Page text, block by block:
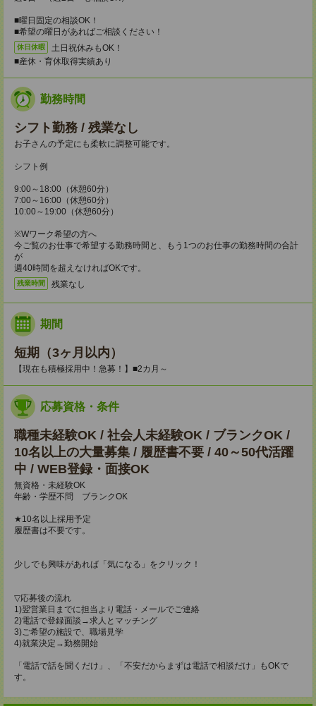
■曜日固定の相談OK！
■希望の曜日があればご相談ください！
休日休暇
土日祝休みもOK！
■産休・育休取得実績あり
勤務時間
シフト勤務 / 残業なし
お子さんの予定にも柔軟に調整可能です。
シフト例
9:00～18:00（休憩60分）
7:00～16:00（休憩60分）
10:00～19:00（休憩60分）
※Wワーク希望の方へ
今ご覧のお仕事で希望する勤務時間と、もう1つのお仕事の勤務時間の合計
が
週40時間を超えなければOKです。
残業時間 残業なし
期間
短期（3ヶ月以内）
【現在も積極採用中！急募！】■2カ月～
応募資格・条件
職種未経験OK / 社会人未経験OK / ブランクOK /
10名以上の大量募集 / 履歴書不要 / 40～50代活躍
中 / WEB登録・面接OK
無資格・未経験OK
年齢・学歴不問 ブランクOK
★10名以上採用予定
履歴書は不要です。
少しでも興味があれば「気になる」をクリック！
▽応募後の流れ
1)翌営業日までに担当より電話・メールでご連絡
2)電話で登録面談→求人とマッチング
3)ご希望の施設で、職場見学
4)就業決定→勤務開始
「電話で話を聞くだけ」、「不安だからまずは電話で相談だけ」もOKで
す。